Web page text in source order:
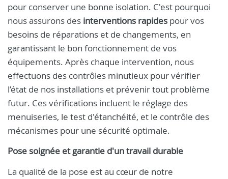
pour conserver une bonne isolation. C'est pourquoi
nous assurons des interventions rapides pour vos
besoins de réparations et de changements, en
garantissant le bon fonctionnement de vos
équipements. Après chaque intervention, nous
effectuons des contrôles minutieux pour vérifier
l’état de nos installations et prévenir tout problème
futur. Ces vérifications incluent le réglage des
menuiseries, le test d'étanchéité, et le contrôle des
mécanismes pour une sécurité optimale.
Pose soignée et garantie d'un travail durable
La qualité de la pose est au cœur de notre